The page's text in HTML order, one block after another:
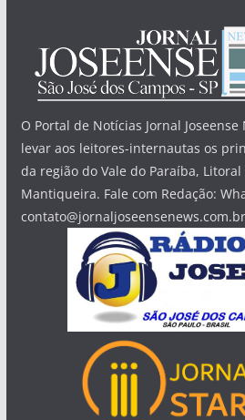
O Portal de Notícias Jornal
levar aos leitores-internautas os
da região do Vale do Paraíba,
Mantiqueira. Fale com Redação:
contato@jornaljoseensenews.com.br